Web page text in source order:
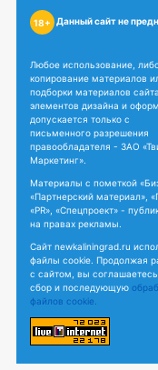
18+ Данный сайт не
Любое использование,
копирование материалов
подборки материалов сайта,
элементов дизайна и
допускается только с
письменного разрешения
правообладателя - ЗАО
Маркетинг».
Материалы с пометкой
«Партнерский материал»,
«PR», «Спецпроект» -
на правах рекламы.
Сайт newkaliningrad.ru
файлы cookie. Продолжая
с сайтом, вы
сбор и последующую
файлов cookie.